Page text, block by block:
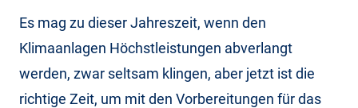
Es mag zu dieser Jahreszeit, wenn den
Klimaanlagen Höchstleistungen abverlangt
werden, zwar seltsam klingen, aber jetzt ist die
richtige Zeit, um mit den Vorbereitungen für das